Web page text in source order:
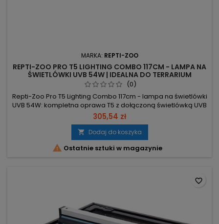
MARKA: REPTI-ZOO
REPTI-ZOO PRO T5 LIGHTING COMBO 117CM - LAMPA NA
ŚWIETLÓWKI UVB 54W | IDEALNA DO TERRARIUM
(0)
Repti-Zoo Pro T5 Lighting Combo 117cm - lampa na świetlówki
UVB 54W: kompletna oprawa T5 z dołączoną świetlówką UVB
10.0, gotowa do montażu nad terrarium. 54W T5
(standardowy rozstaw) – pasuje do każdej 54W świetlówki,
szybka wymiana. UVB 10.0 w zestawie – natychmiastowe
źródło UVB dla gadów. 1172x63x45mm i 150 cm przewód –
dopasowanie nad zbiornikiem i...
305,54 zł
 Dodaj do koszyka
 Ostatnie sztuki w magazynie
favorite_border